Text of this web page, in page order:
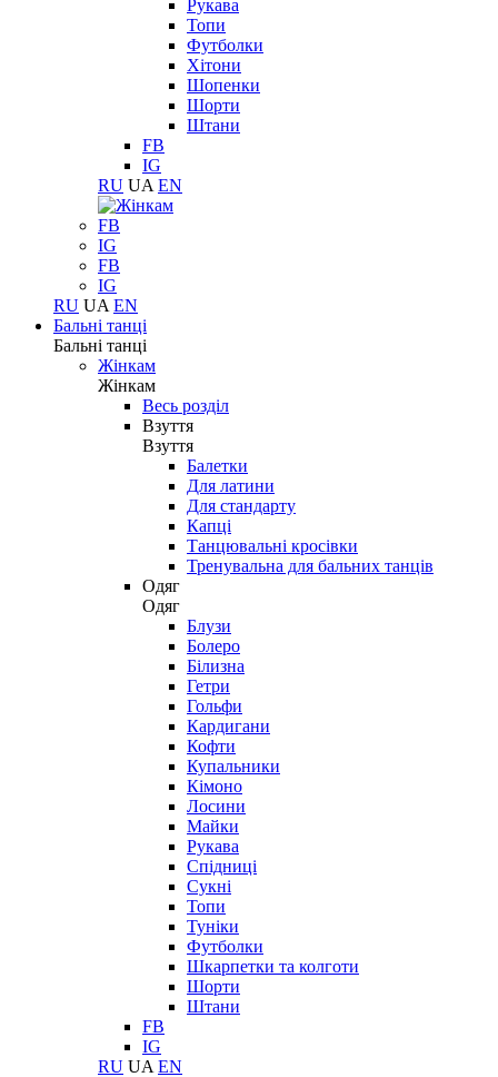
Рукава
Топи
Футболки
Хітони
Шопенки
Шорти
Штани
FB
IG
RU UA EN
FB
IG
FB
IG
RU UA EN
Бальні танці
Бальні танці
Жінкам
Жінкам
Весь розділ
Взуття
Взуття
Балетки
Для латини
Для стандарту
Капці
Танцювальні кросівки
Тренувальна для бальних танців
Одяг
Одяг
Блузи
Болеро
Білизна
Гетри
Гольфи
Кардигани
Кофти
Купальники
Кімоно
Лосини
Майки
Рукава
Спідниці
Сукні
Топи
Туніки
Футболки
Шкарпетки та колготи
Шорти
Штани
FB
IG
RU UA EN